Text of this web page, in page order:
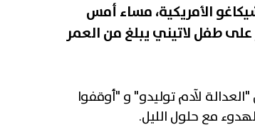
الأمريكية، مساء أمس
على طفل لاتيني يبلغ من العمر
لآدم توليدو" و "أوقفوا
مع حلول الليل.